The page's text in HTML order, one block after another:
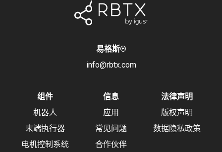
易格斯®
info@rbtx.com
组件
机器人
末端执行器
电机控制系统
信息
应用
常见问题
合作伙伴
法律声明
版权声明
数据隐私政策